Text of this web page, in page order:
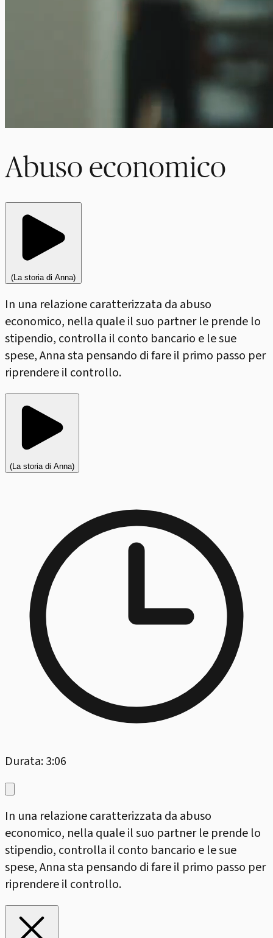
Abuso economico
(La storia di Anna)
In una relazione caratterizzata da abuso
economico, nella quale il suo partner le prende lo
stipendio, controlla il conto bancario e le sue
spese, Anna sta pensando di fare il primo passo per
riprendere il controllo.
(La storia di Anna)
Durata: 3:06
In una relazione caratterizzata da abuso
economico, nella quale il suo partner le prende lo
stipendio, controlla il conto bancario e le sue
spese, Anna sta pensando di fare il primo passo per
riprendere il controllo.